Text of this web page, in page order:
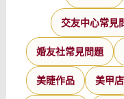
交友中心常見
婚友社常見問題
美睫作品 美甲店